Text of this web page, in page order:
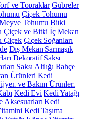
ve Topraklar Gübreler
Çiçek Tohumu
Meyve Tohumu Bitki
Çiçek ve Bitki İç Mekan
Çiçek Çiçek Soğanları
Dış Mekan Sarmaşık
Dekoratif Saksı
Saksı Altlığı Bahçe
Ürünleri Kedi
ve Bakım Ürünleri
Kedi Evi Kedi Yatağı
Aksesuarları Kedi
Kedi Taşıma